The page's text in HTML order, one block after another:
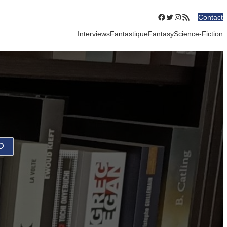
Facebook
Twitter
Instagram
Flux RSSContact
InterviewsFantastiqueFantasyScience-Fiction